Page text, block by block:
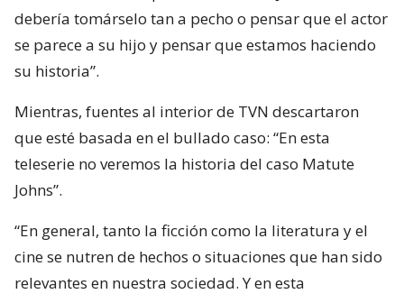
debería tomárselo tan a pecho o pensar que el actor
se parece a su hijo y pensar que estamos haciendo
su historia”.
Mientras, fuentes al interior de TVN descartaron
que esté basada en el bullado caso: “En esta
teleserie no veremos la historia del caso Matute
Johns”.
“En general, tanto la ficción como la literatura y el
cine se nutren de hechos o situaciones que han sido
relevantes en nuestra sociedad. Y en esta